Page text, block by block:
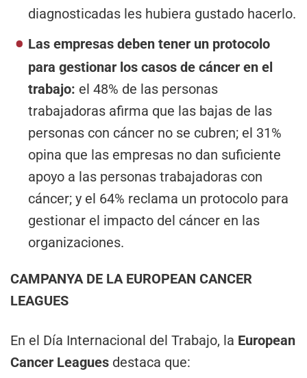
diagnosticadas les hubiera gustado hacerlo.
Las empresas deben tener un protocolo
para gestionar los casos de cáncer en el
trabajo: el 48% de las personas
trabajadoras afirma que las bajas de las
personas con cáncer no se cubren; el 31%
opina que las empresas no dan suficiente
apoyo a las personas trabajadoras con
cáncer; y el 64% reclama un protocolo para
gestionar el impacto del cáncer en las
organizaciones.
CAMPANYA DE LA EUROPEAN CANCER
LEAGUES
En el Día Internacional del Trabajo, la European
Cancer Leagues destaca que: